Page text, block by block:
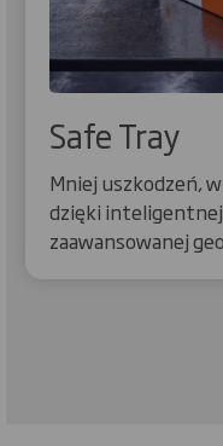
Safe Tray
Mniej uszkodzeń,
dzięki
zaawansowanej